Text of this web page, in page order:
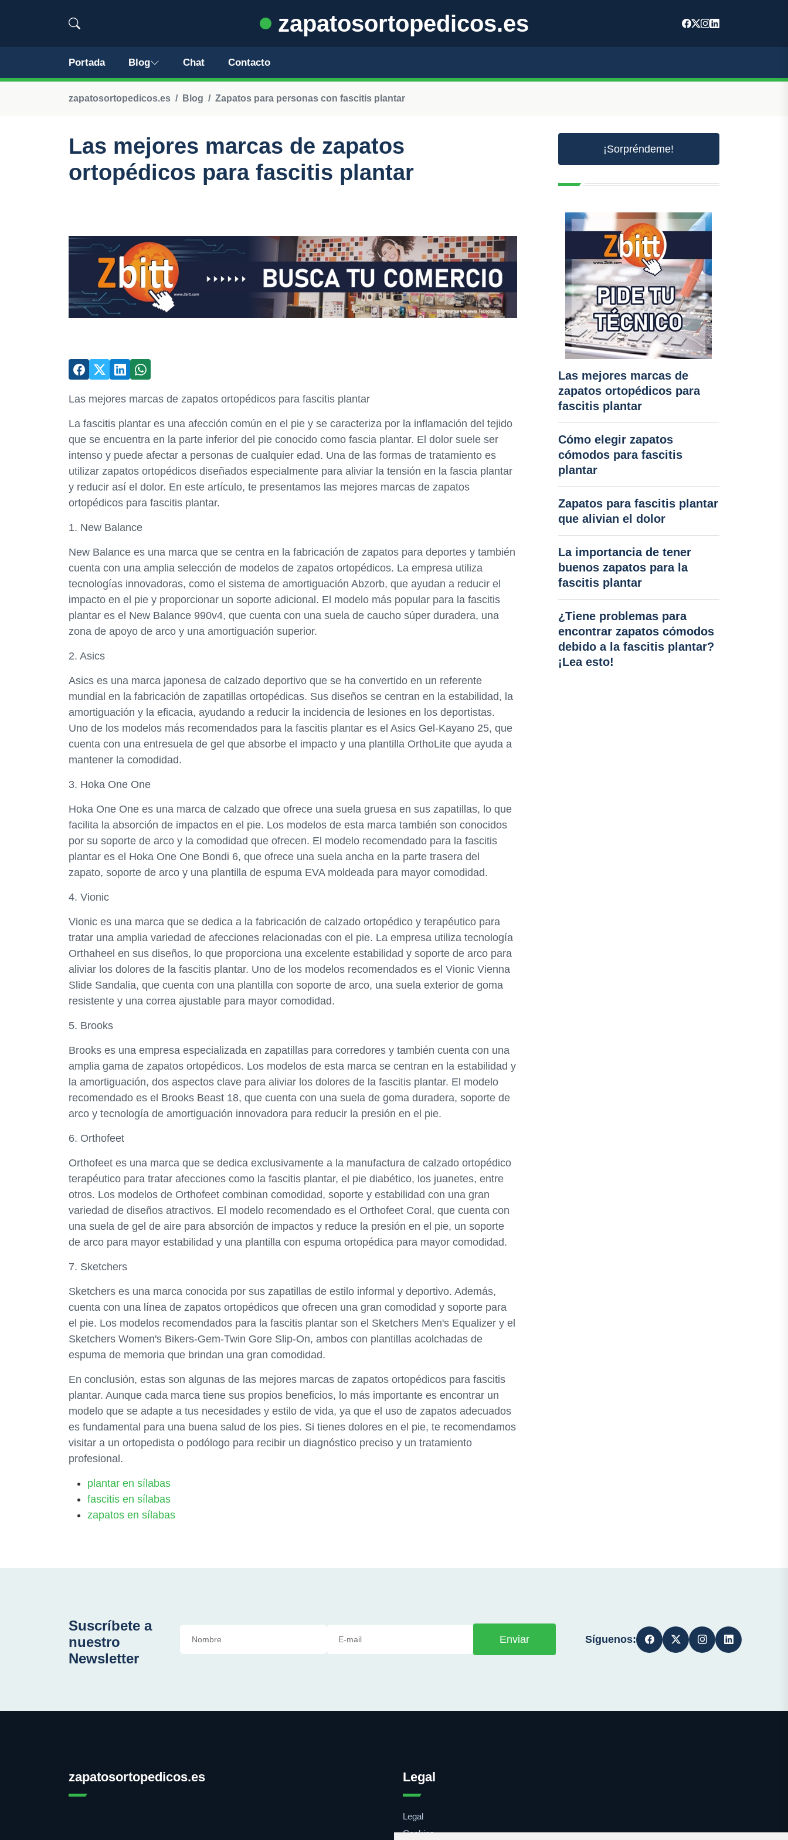
zapatosortopedicos.es
Portada Blog Chat Contacto
zapatosortopedicos.es Blog Zapatos para personas con fascitis plantar
Las mejores marcas de zapatos
ortopédicos para fascitis plantar
Las mejores marcas de zapatos ortopédicos para fascitis plantar
La fascitis plantar es una afección común en el pie y se caracteriza por la inflamación del tejido
que se encuentra en la parte inferior del pie conocido como fascia plantar. El dolor suele ser
intenso y puede afectar a personas de cualquier edad. Una de las formas de tratamiento es
utilizar zapatos ortopédicos diseñados especialmente para aliviar la tensión en la fascia plantar
y reducir así el dolor. En este artículo, te presentamos las mejores marcas de zapatos
ortopédicos para fascitis plantar.
1. New Balance
New Balance es una marca que se centra en la fabricación de zapatos para deportes y también
cuenta con una amplia selección de modelos de zapatos ortopédicos. La empresa utiliza
tecnologías innovadoras, como el sistema de amortiguación Abzorb, que ayudan a reducir el
impacto en el pie y proporcionar un soporte adicional. El modelo más popular para la fascitis
plantar es el New Balance 990v4, que cuenta con una suela de caucho súper duradera, una
zona de apoyo de arco y una amortiguación superior.
2. Asics
Asics es una marca japonesa de calzado deportivo que se ha convertido en un referente
mundial en la fabricación de zapatillas ortopédicas. Sus diseños se centran en la estabilidad, la
amortiguación y la eficacia, ayudando a reducir la incidencia de lesiones en los deportistas.
Uno de los modelos más recomendados para la fascitis plantar es el Asics Gel-Kayano 25, que
cuenta con una entresuela de gel que absorbe el impacto y una plantilla OrthoLite que ayuda a
mantener la comodidad.
3. Hoka One One
Hoka One One es una marca de calzado que ofrece una suela gruesa en sus zapatillas, lo que
facilita la absorción de impactos en el pie. Los modelos de esta marca también son conocidos
por su soporte de arco y la comodidad que ofrecen. El modelo recomendado para la fascitis
plantar es el Hoka One One Bondi 6, que ofrece una suela ancha en la parte trasera del
zapato, soporte de arco y una plantilla de espuma EVA moldeada para mayor comodidad.
4. Vionic
Vionic es una marca que se dedica a la fabricación de calzado ortopédico y terapéutico para
tratar una amplia variedad de afecciones relacionadas con el pie. La empresa utiliza tecnología
Orthaheel en sus diseños, lo que proporciona una excelente estabilidad y soporte de arco para
aliviar los dolores de la fascitis plantar. Uno de los modelos recomendados es el Vionic Vienna
Slide Sandalia, que cuenta con una plantilla con soporte de arco, una suela exterior de goma
resistente y una correa ajustable para mayor comodidad.
5. Brooks
Brooks es una empresa especializada en zapatillas para corredores y también cuenta con una
amplia gama de zapatos ortopédicos. Los modelos de esta marca se centran en la estabilidad y
la amortiguación, dos aspectos clave para aliviar los dolores de la fascitis plantar. El modelo
recomendado es el Brooks Beast 18, que cuenta con una suela de goma duradera, soporte de
arco y tecnología de amortiguación innovadora para reducir la presión en el pie.
6. Orthofeet
Orthofeet es una marca que se dedica exclusivamente a la manufactura de calzado ortopédico
terapéutico para tratar afecciones como la fascitis plantar, el pie diabético, los juanetes, entre
otros. Los modelos de Orthofeet combinan comodidad, soporte y estabilidad con una gran
variedad de diseños atractivos. El modelo recomendado es el Orthofeet Coral, que cuenta con
una suela de gel de aire para absorción de impactos y reduce la presión en el pie, un soporte
de arco para mayor estabilidad y una plantilla con espuma ortopédica para mayor comodidad.
7. Sketchers
Sketchers es una marca conocida por sus zapatillas de estilo informal y deportivo. Además,
cuenta con una línea de zapatos ortopédicos que ofrecen una gran comodidad y soporte para
el pie. Los modelos recomendados para la fascitis plantar son el Sketchers Men's Equalizer y el
Sketchers Women's Bikers-Gem-Twin Gore Slip-On, ambos con plantillas acolchadas de
espuma de memoria que brindan una gran comodidad.
En conclusión, estas son algunas de las mejores marcas de zapatos ortopédicos para fascitis
plantar. Aunque cada marca tiene sus propios beneficios, lo más importante es encontrar un
modelo que se adapte a tus necesidades y estilo de vida, ya que el uso de zapatos adecuados
es fundamental para una buena salud de los pies. Si tienes dolores en el pie, te recomendamos
visitar a un ortopedista o podólogo para recibir un diagnóstico preciso y un tratamiento
profesional.
plantar en sílabas
fascitis en sílabas
zapatos en sílabas
¡Sorpréndeme!
Las mejores marcas de
zapatos ortopédicos para
fascitis plantar
Cómo elegir zapatos
cómodos para fascitis
plantar
Zapatos para fascitis plantar
que alivian el dolor
La importancia de tener
buenos zapatos para la
fascitis plantar
¿Tiene problemas para
encontrar zapatos cómodos
debido a la fascitis plantar?
¡Lea esto!
Suscríbete a
nuestro
Newsletter
Enviar Síguenos:
zapatosortopedicos.es Legal
Legal
Cookies